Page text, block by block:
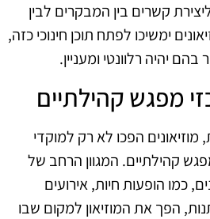
קשרים בין המבקרים לבין
ימשיכו לפתח תוכן חינוכי כזה,
יהיה רלוונטי ומעניין.
מפגש קהילתיים
הפכו לא רק למוקדי
קהילתיים. המגוון הרחב של
כמו הופעות חיות, אירועים
הפך את המוזיאון למקום שבו